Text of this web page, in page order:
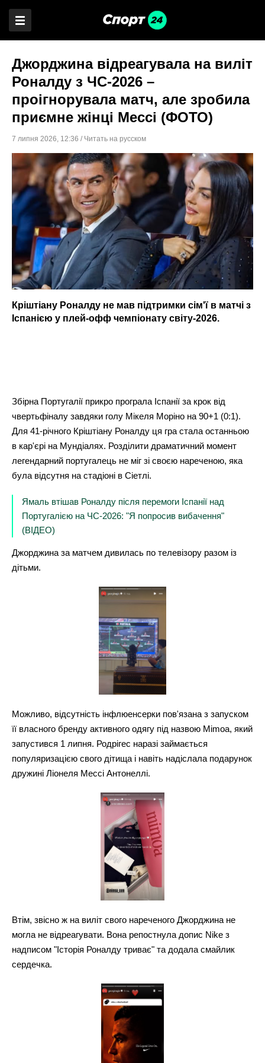
Джорджина відреагувала на виліт
Роналду з ЧС-2026 –
проігнорувала матч, але зробила
приємне жінці Мессі (ФОТО)
7 липня 2026, 12:36 / Читать на русском
Кріштіану Роналду не мав підтримки сім'ї в матчі з
Іспанією у плей-офф чемпіонату світу-2026.
Збірна Португалії прикро програла Іспанії за крок від
чвертьфіналу завдяки голу Мікеля Моріно на 90+1 (0:1).
Для 41-річного Кріштіану Роналду ця гра стала останньою
в кар'єрі на Мундіалях. Розділити драматичний момент
легендарний португалець не міг зі своєю нареченою, яка
була відсутня на стадіоні в Сіетлі.
Ямаль втішав Роналду після перемоги Іспанії над
Португалією на ЧС-2026: "Я попросив вибачення"
(ВІДЕО)
Джорджина за матчем дивилась по телевізору разом із
дітьми.
Можливо, відсутність інфлюенсерки пов'язана з запуском
її власного бренду активного одягу під назвою Mimoa, який
запустився 1 липня. Родрігес наразі займається
популяризацією свого дітища і навіть надіслала подарунок
дружині Ліонеля Мессі Антонеллі.
Втім, звісно ж на виліт свого нареченого Джорджина не
могла не відреагувати. Вона репостнула допис Nike з
надписом "Історія Роналду триває" та додала смайлик
сердечка.